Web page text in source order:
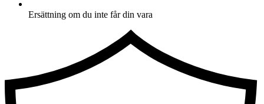
Ersättning om du inte får din vara